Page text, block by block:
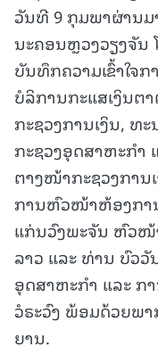
ວັນທີ 9 ກຸມພາຜ່ານ
ນະຄອນຫຼວງວຽງຈັນ
ບັນທຶກຄວາມເຂົ້າໃຈ
ບໍລິການກະແສເງິນຕາ
ກະຊວງການເງິນ, ທ
ກະຊວງອຸດສາຫະກໍາ
ຕາງໜ້າກະຊວງການ
ການຫົວໜ້າຫ້ອງກາ
ແກ່ນວົງພະຈັນ ຫົວ
ລາວ ແລະ ⁠ທ່ານ ບົວ
ອຸດສາຫະກຳ ແລະ ກ
ວໍຣະວົງ ພ້ອມດ້ວຍພ
ຍານ.